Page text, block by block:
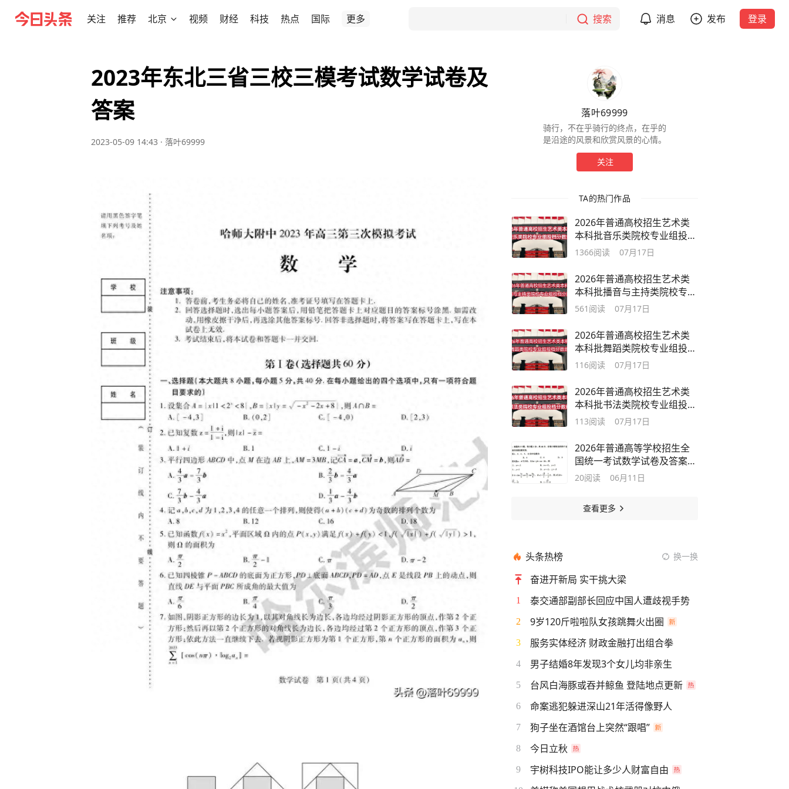
关注 推荐 北京 视频 财经 科技 热点 国际 更多 搜索 消息 发布 登录
2023年东北三省三校三模考试数学试卷及
答案
2023-05-09 14:43 · 落叶69999
落叶69999
骑行，不在乎骑行的终点，在乎的
是沿途的风景和欣赏风景的心情。
关注
TA的热门作品
2026年普通高校招生艺术类
本科批音乐类院校专业组投档
分数线
1366阅读 07月17日
2026年普通高校招生艺术类
本科批播音与主持类院校专业
投档分数线
561 阅读 07月17日
2026年普通高校招生艺术类
本科批舞蹈类院校专业组投档
分数线
116阅读 07月17日
2026年普通高校招生艺术类
本科批书法类院校专业组投档
分数线
113阅读 07月17日
2026年普通高等学校招生全
国统一考试数学试卷及答案解
析
20阅读 06月11日
查看更多
头条热榜 换一换
奋进开新局 实干挑大梁
1 泰交通部副部长回应中国人遭歧视手势
2 9岁120斤啦啦队女孩跳舞火出圈
3 服务实体经济 财政金融打出组合拳
4 男子结婚8年发现3个女儿均非亲生
5 台风白海豚或吞并鲸鱼 登陆地点更新
6 命案逃犯躲进深山21年活得像野人
7 狗子坐在酒馆台上突然“跟唱”
8 今日立秋
9 宇树科技IPO能让多少人财富自由